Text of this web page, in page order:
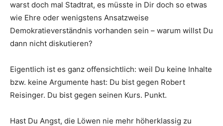
warst doch mal Stadtrat, es müsste in Dir doch so etwas
wie Ehre oder wenigstens Ansatzweise
Demokratieverständnis vorhanden sein – warum willst Du
dann nicht diskutieren?
Eigentlich ist es ganz offensichtlich: weil Du keine Inhalte
bzw. keine Argumente hast: Du bist gegen Robert
Reisinger. Du bist gegen seinen Kurs. Punkt.
Hast Du Angst, die Löwen nie mehr höherklassig zu